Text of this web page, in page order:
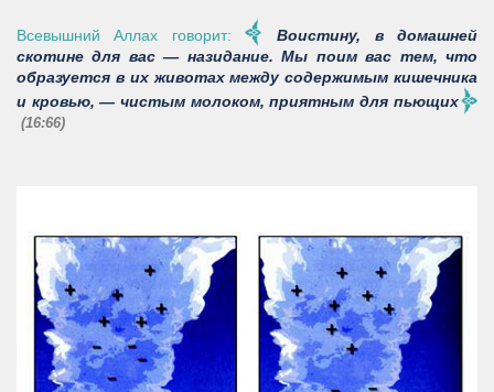
Всевышний Аллах говорит:
Воистину, в домашней
скотине для вас — назидание. Мы поим вас тем, что
образуется в их животах между содержимым кишечника
и кровью, — чистым молоком, приятным для пьющих
(16:66)